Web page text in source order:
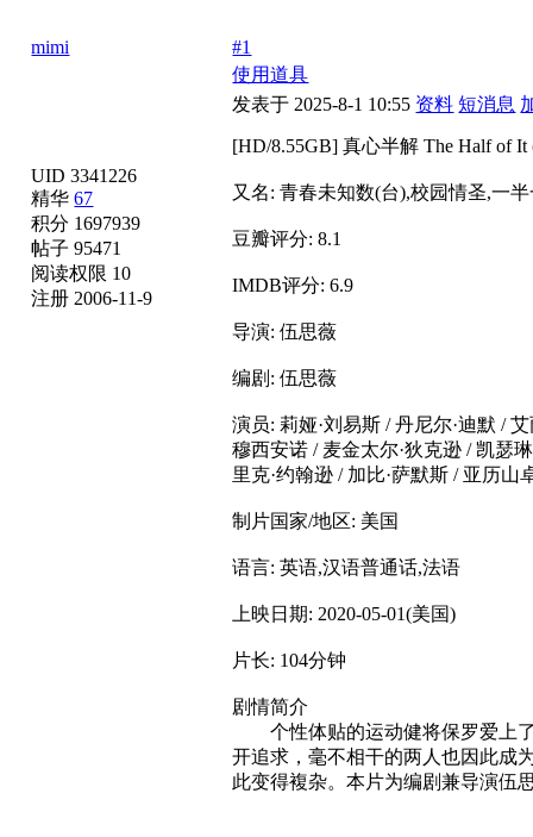
mimi
UID 3341226
精华67
积分 1697939
帖子 95471
阅读权限 10
注册 2006-11-9
#1
使用道具
发表于 2025-8-1 10:55 资料 短消息
[HD/8.55GB] 真心半解 The Half of It
又名: 青春未知数(台),校园情圣,一
豆瓣评分: 8.1
IMDB评分: 6.9
导演: 伍思薇
编剧: 伍思薇
演员: 莉娅·刘易斯 / 丹尼尔·迪默 /
穆西安诺 / 麦金太尔·狄克逊 / 凯瑟
里克·约翰逊 / 加比·萨默斯 / 亚历山
制片国家/地区: 美国
语言: 英语,汉语普通话,法语
上映日期: 2020-05-01(美国)
片长: 104分钟
剧情简介
个性体贴的运动健将保罗爱上了
开追求，毫不相干的两人也因此成
此变得複杂。本片为编剧兼导演伍